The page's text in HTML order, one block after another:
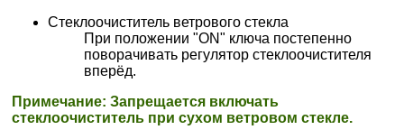
Стеклоочиститель ветрового стекла
При положении "ON" ключа постепенно
поворачивать регулятор стеклоочистителя
вперёд.
Примечание: Запрещается включать
стеклоочиститель при сухом ветровом стекле.